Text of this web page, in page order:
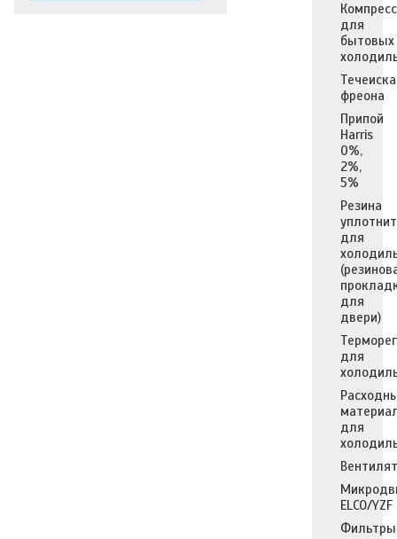
для
бытовых
фреона
Припой
Harris
0%,
2%,
5%
Резина
для
для
двери)
для
для
ELCO/YZF
Фильтры